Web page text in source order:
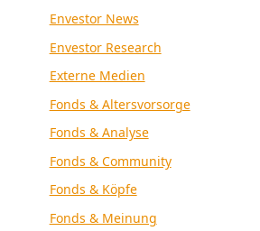
Envestor News
Envestor Research
Externe Medien
Fonds & Altersvorsorge
Fonds & Analyse
Fonds & Community
Fonds & Köpfe
Fonds & Meinung